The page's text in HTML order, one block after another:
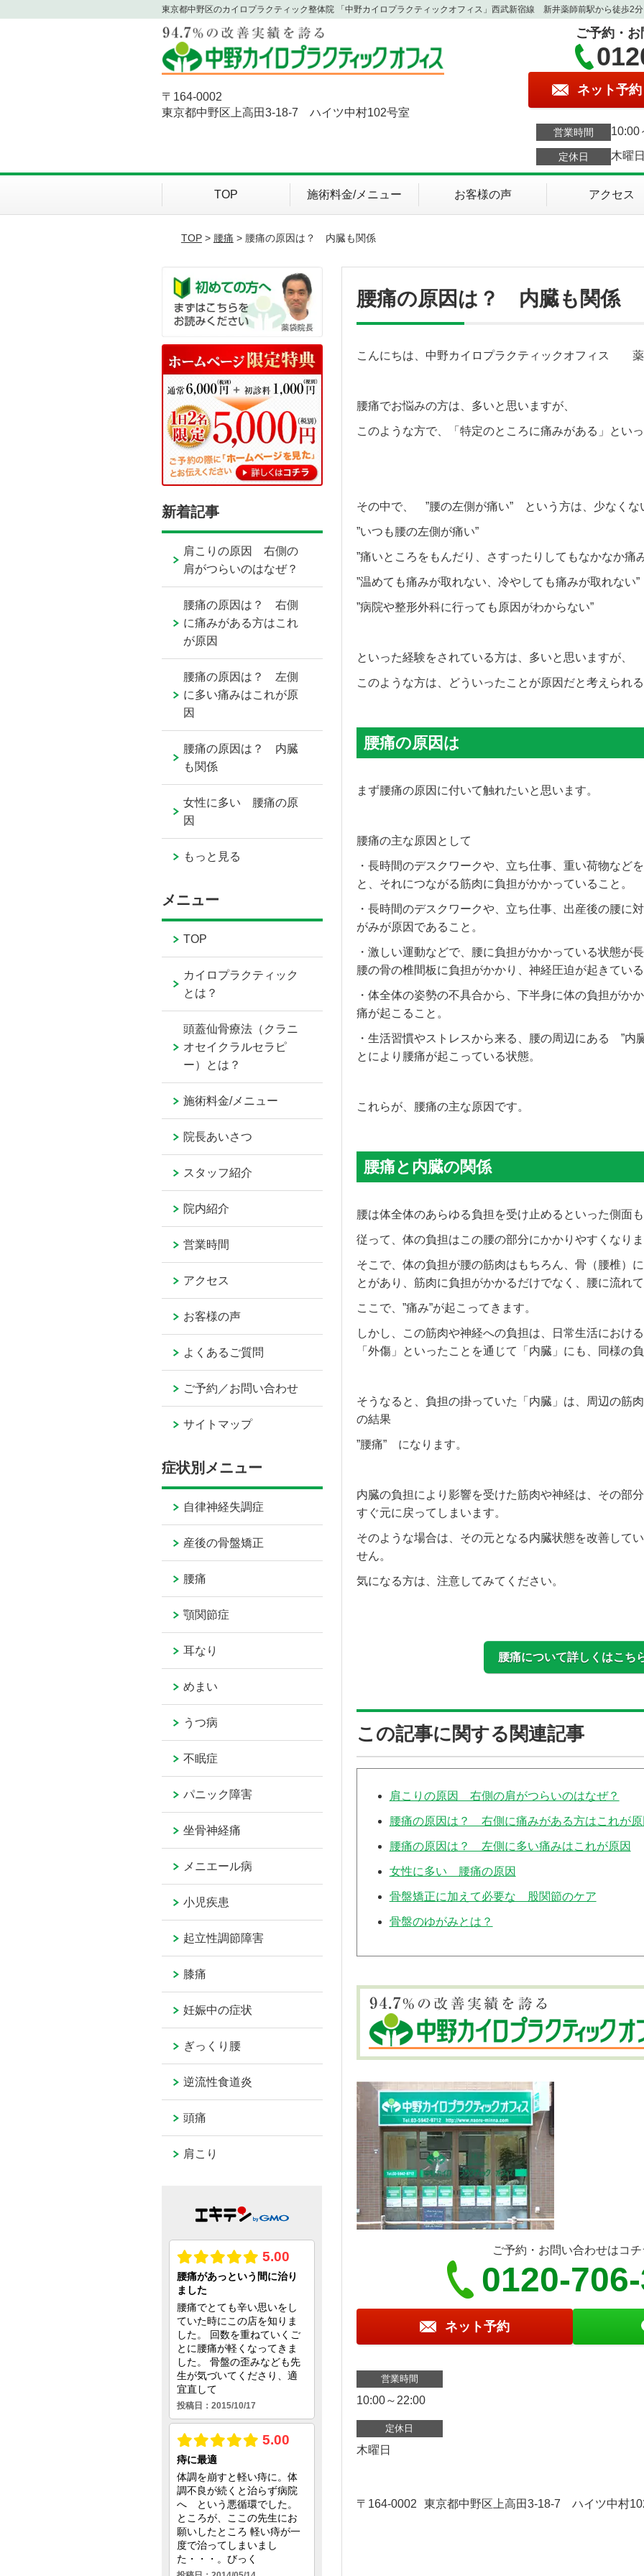
東京都中野区のカイロプラクティック整体院 「中野カイロプラクティックオフィス」西武新宿線 新井薬師前駅から徒歩2分
〒164-0002
東京都中野区上高田3-18-7 ハイツ中村102号室
ご予約・
ネット予約
営業時間 10:00
定休日 木曜
TOP 施術料金/メニュー お客様の声 アクセス
TOP> 腰痛 > 腰痛の原因は？ 内臓も関係
腰痛の原因は？ 内臓も関係
こんにちは、中野カイロプラクティックオフィス 薬
腰痛でお悩みの方は、多いと思いますが、
このような方で、「特定のところに痛みがある」とい
その中で、 ”腰の左側が痛い” という方は、少なくな
”いつも腰の左側が痛い”
”痛いところをもんだり、さすったりしてもなかなか痛
”温めても痛みが取れない、冷やしても痛みが取れない”
”病院や整形外科に行っても原因がわからない”
といった経験をされている方は、多いと思いますが、
このような方は、どういったことが原因だと考えられ
腰痛の原因は
まず腰痛の原因に付いて触れたいと思います。
腰痛の主な原因として
・長時間のデスクワークや、立ち仕事、重い荷物など
と、それにつながる筋肉に負担がかかっていること。
・長時間のデスクワークや、立ち仕事、出産後の腰に
がみが原因であること。
・激しい運動などで、腰に負担がかかっている状態が
腰の骨の椎間板に負担がかかり、神経圧迫が起きてい
・体全体の姿勢の不具合から、下半身に体の負担がか
痛が起こること。
・生活習慣やストレスから来る、腰の周辺にある ”
とにより腰痛が起こっている状態。
これらが、腰痛の主な原因です。
腰痛と内臓の関係
腰は体全体のあらゆる負担を受け止めるといった側面
従って、体の負担はこの腰の部分にかかりやすくなり
そこで、体の負担が腰の筋肉はもちろん、骨（腰椎）
とがあり、筋肉に負担がかかるだけでなく、腰に流れ
ここで、”痛み”が起こってきます。
しかし、この筋肉や神経への負担は、日常生活におけ
「外傷」といったことを通じて「内臓」にも、同様の
そうなると、負担の掛っていた「内臓」は、周辺の筋
の結果
”腰痛” になります。
内臓の負担により影響を受けた筋肉や神経は、その部
すぐ元に戻ってしまいます。
そのような場合は、その元となる内臓状態を改善して
せん。
気になる方は、注意してみてください。
腰痛について詳しくはこち
この記事に関する関連記事
肩こりの原因 右側の肩がつらいのはなぜ？
腰痛の原因は？ 右側に痛みがある方はこれが原
腰痛の原因は？ 左側に多い痛みはこれが原因
女性に多い 腰痛の原因
骨盤矯正に加えて必要な 股関節のケア
骨盤のゆがみとは？
ご予約・お問い合わせはコ
0120-
ネット予約
営業時間
10:00～22:00
定休日
木曜日
〒164-0002 東京都中野区上高田3-18-7 ハイツ中村
新着記事
肩こりの原因 右側の
肩がつらいのはなぜ？
腰痛の原因は？ 右側
に痛みがある方はこれ
が原因
腰痛の原因は？ 左側
に多い痛みはこれが原
因
腰痛の原因は？ 内臓
も関係
女性に多い 腰痛の原
因
もっと見る
メニュー
TOP
カイロプラクティック
とは？
頭蓋仙骨療法（クラニ
オセイクラルセラピ
ー）とは？
施術料金/メニュー
院長あいさつ
スタッフ紹介
院内紹介
営業時間
アクセス
お客様の声
よくあるご質問
ご予約／お問い合わせ
サイトマップ
症状別メニュー
自律神経失調症
産後の骨盤矯正
腰痛
顎関節症
耳なり
めまい
うつ病
不眠症
パニック障害
坐骨神経痛
メニエール病
小児疾患
起立性調節障害
膝痛
妊娠中の症状
ぎっくり腰
逆流性食道炎
頭痛
肩こり